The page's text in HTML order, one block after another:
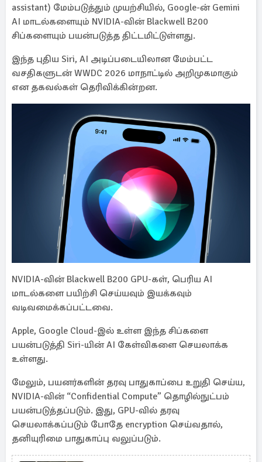
assistant) மேம்படுத்தும் முயற்சியில், Google-ன் Gemini
AI மாடல்களையும் NVIDIA-வின் Blackwell B200
சிப்களையும் பயன்படுத்த திட்டமிட்டுள்ளது.
இந்த புதிய Siri, AI அடிப்படையிலான மேம்பட்ட
வசதிகளுடன் WWDC 2026 மாநாட்டில் அறிமுகமாகும்
என தகவல்கள் தெரிவிக்கின்றன.
NVIDIA-வின் Blackwell B200 GPU-கள், பெரிய AI
மாடல்களை பயிற்சி செய்யவும் இயக்கவும்
வடிவமைக்கப்பட்டவை.
Apple, Google Cloud-இல் உள்ள இந்த சிப்களை
பயன்படுத்தி Siri-யின் AI கேள்விகளை செயலாக்க
உள்ளது.
மேலும், பயனர்களின் தரவு பாதுகாப்பை உறுதி செய்ய,
NVIDIA-வின் “Confidential Compute” தொழில்நுட்பம்
பயன்படுத்தப்படும். இது, GPU-வில் தரவு
செயலாக்கப்படும் போதே encryption செய்வதால்,
தனியுரிமை பாதுகாப்பு வலுப்படும்.